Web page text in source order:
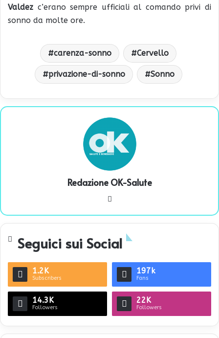
Valdez c’erano sempre ufficiali al comando privi di
sonno da molte ore.
carenza-sonno Cervello
privazione-di-sonno Sonno
Redazione OK-Salute
te
Seguici sui Social
1.2K
Subscribers
197k
Fans
14.3K
Followers
22K
Followers